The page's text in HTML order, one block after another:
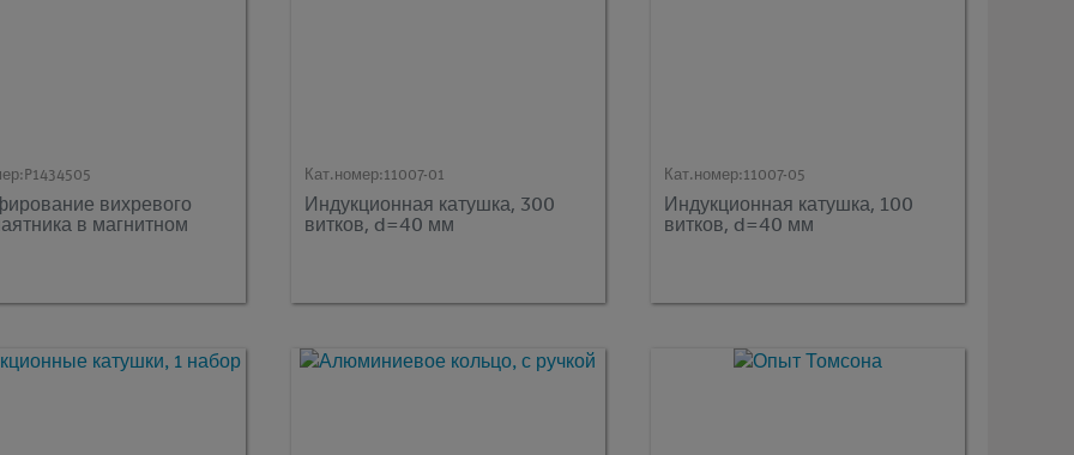
P1434505
вихревого
в магнитном
Кат.номер:11007-01
Индукционная катушка, 300
витков, d=40 мм
Кат.номер:11007-05
Индукционная катушка, 100
витков, d=40 мм